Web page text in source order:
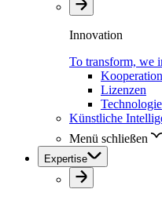
Innovation
To transform, we
Lizenzen
Technologie
Künstliche
Menü schließen
Expertise